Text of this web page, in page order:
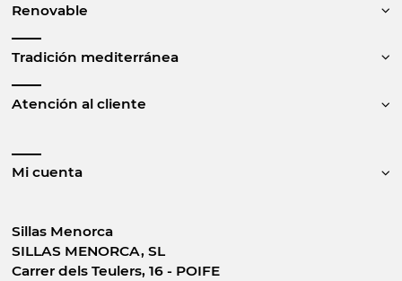
Renovable
Tradición mediterránea
Atención al cliente
Mi cuenta
Sillas Menorca
SILLAS MENORCA, SL
Carrer dels Teulers, 16 - POIFE